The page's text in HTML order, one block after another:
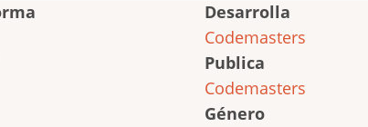
Desarrolla
Codemasters
Publica
Codemasters
Género